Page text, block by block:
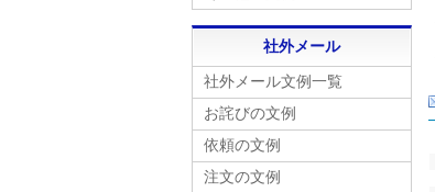
社外メール
社外メール文例一覧
お詫びの文例
依頼の文例
注文の文例